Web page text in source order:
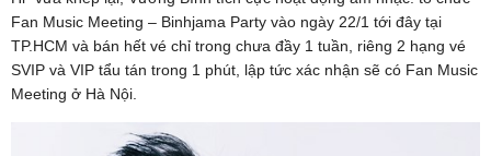
Fan Music Meeting – Binhjama Party vào ngày 22/1 tới đây tại
TP.HCM và bán hết vé chỉ trong chưa đầy 1 tuần, riêng 2 hạng vé
SVIP và VIP tẩu tán trong 1 phút, lập tức xác nhận sẽ có Fan Music
Meeting ở Hà Nội.